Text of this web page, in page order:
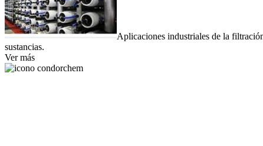
Aplicaciones industriales de la
sustancias.
Ver más